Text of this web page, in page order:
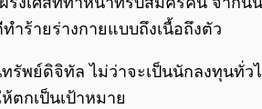
ร้ายร่างกายแบบถึงเนื้อถึงตัว
พย์ดิจิทัล ไม่ว่าจะเป็นนักลงทุนทั่ว
ตกเป็นเป้าหมาย